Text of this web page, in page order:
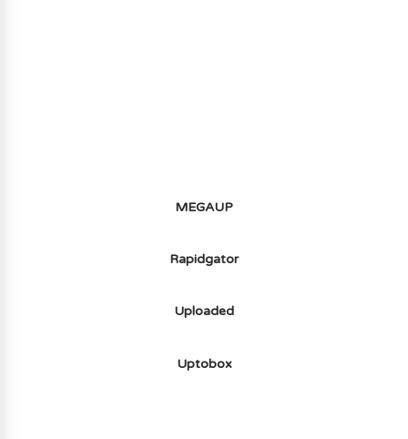
MEGAUP
Rapidgator
Uploaded
Uptobox